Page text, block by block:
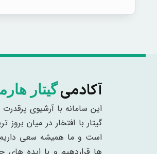
آکادمیگیتار
این سامانه با آرشیوی
گیتار با افتخار در میان بروز
است و ما همیشه سعی داریم